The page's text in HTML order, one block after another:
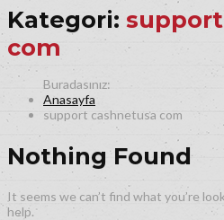
Kategori:
com
Anasayfa
support cashnetusa com
Nothing Found
It seems we can’t find what you’re
help.